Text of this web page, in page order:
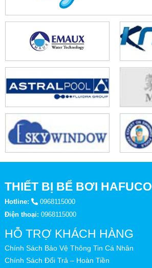
THIẾT BỊ BỂ BƠI HAFUCO
Hotline:
0968115000
Điện thoại: 0968115000
HỖ TRỢ KHÁCH HÀNG
Chính Sách Bảo Vệ Thông Tin Cá Nhân
Chính Sách Đổi Trả – Hoàn Tiền